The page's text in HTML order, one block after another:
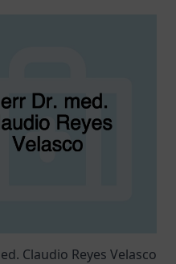
Claudio Reyes Velasco